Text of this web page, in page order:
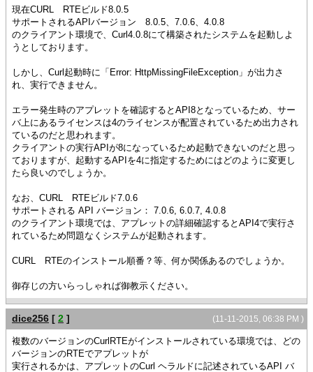
現在CURL RTEビルド8.0.5
サポートされるAPIバージョン 8.0.5、7.0.6、4.0.8
のクライアント環境で、Curl4.0.8にて構築されたシステムを起動しよ
うとしております。
しかし、Curl起動時に「Error: HttpMissingFileException」が出力さ
れ、実行できません。
エラー発生時のアプレットを確認するとAPI8となっているため、サー
バ上にあるライセンスは4のライセンスが配置されているため出力され
ているのだと思われます。
クライアントの実行APIが8になっているため起動できないのだと思っ
ておりますが、起動するAPIを4に指定するためにはどのように変更し
たら良いのでしょうか。
なお、CURL RTEビルド7.0.6
サポートされる API バージョン： 7.0.6, 6.0.7, 4.0.8
のクライアント環境では、アプレットの詳細確認するとAPI4で実行さ
れているため問題なくシステムが起動されます。
CURL RTEのインストール順番？等、何か関係あるのでしょうか。
御存じの方いらっしゃれば御教示ください。
(11-11-2015, 06:38 PM )
dice256 [ 2 ]
複数のバージョンのCurlRTEがインストールされている環境では、どの
バージョンのRTEでアプレットが
実行されるかは、アプレットのCurl ヘラルドに記述されているAPI バ